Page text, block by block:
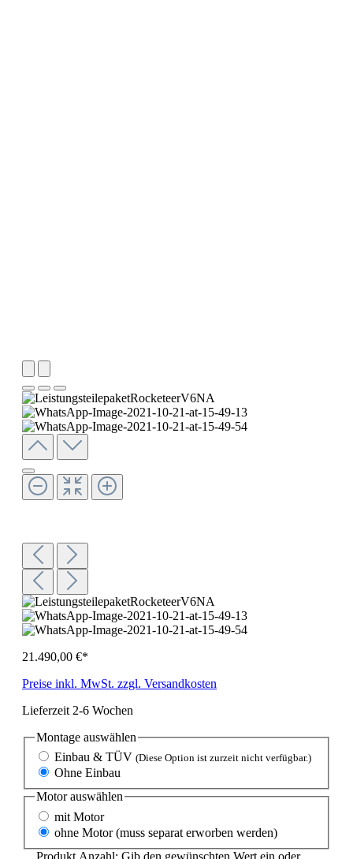
21.490,00 €*
Preise inkl. MwSt. zzgl. Versandkosten
Lieferzeit 2-6 Wochen
Montage auswählen
Einbau & TÜV (Diese Option ist zurzeit nicht verfügbar.)
Ohne Einbau
Motorauswählen
mit Motor
ohne Motor (muss separat erworben werden)
Produkt Anzahl: Gib den gewünschten Wert ein oder